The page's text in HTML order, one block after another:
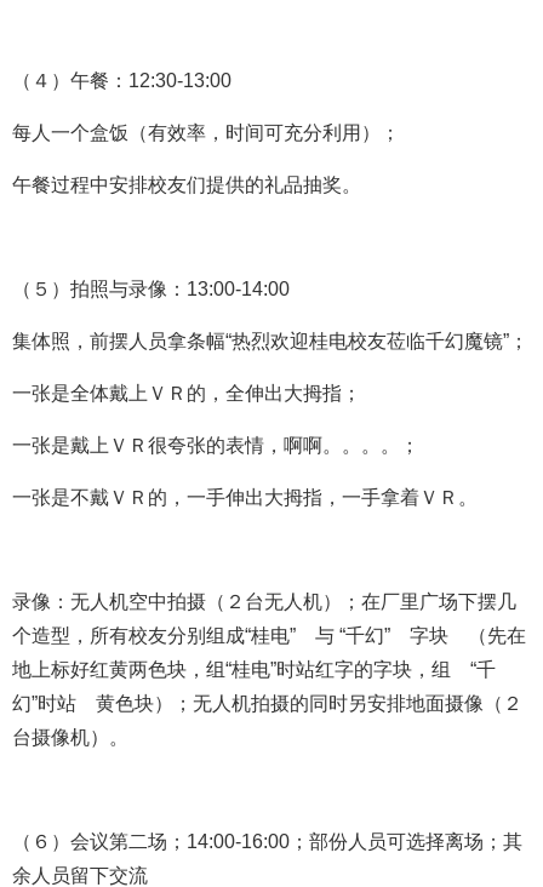
（４）午餐：12:30-13:00
每人一个盒饭（有效率，时间可充分利用）；
午餐过程中安排校友们提供的礼品抽奖。
（５）拍照与录像：13:00-14:00
集体照，前摆人员拿条幅“热烈欢迎桂电校友莅临千幻魔镜”；
一张是全体戴上ＶＲ的，全伸出大拇指；
一张是戴上ＶＲ很夸张的表情，啊啊。。。。；
一张是不戴ＶＲ的，一手伸出大拇指，一手拿着ＶＲ。
录像：无人机空中拍摄（２台无人机）；在厂里广场下摆几
个造型，所有校友分别组成“桂电” 与 “千幻” 字块 （先在
地上标好红黄两色块，组“桂电”时站红字的字块，组 “千
幻”时站 黄色块）；无人机拍摄的同时另安排地面摄像（２
台摄像机）。
（６）会议第二场；14:00-16:00 ；部份人员可选择离场；其
余人员留下交流